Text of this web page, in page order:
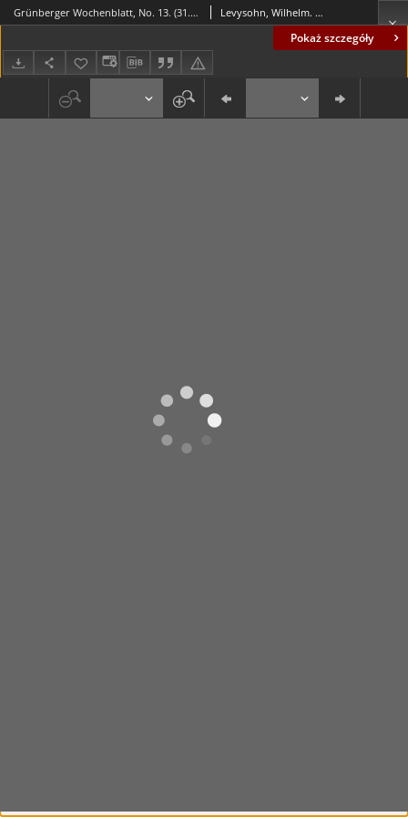
Pokaż szczegóły
Grünberger Wochenblatt, No. 13. (31. März 1843) Levysohn, Wilhelm. Red.